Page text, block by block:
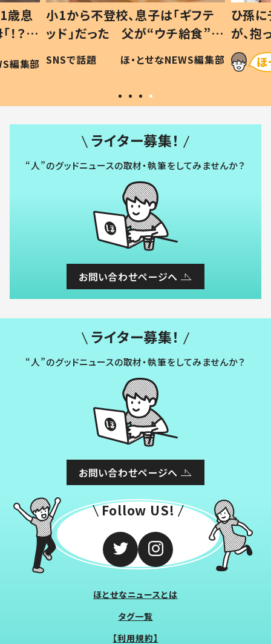
歳息
？」
編集部
小1から不登校、息子は「ギフテ
ッド」だった 父が“ウチ給食”を
作り続ける理由とは #令和の親
#令和の子
SNSで話題 ほ・とせなNEWS編集部
ひ孫
が、
「涙が
い」
ライター募集！
“人”のグッドニュースの取材・執筆をしてみませんか？
お問い合わせページへ
ライター募集！
“人”のグッドニュースの取材・執筆をしてみませんか？
お問い合わせページへ
Follow US!
ほとせなニュースとは
タグ一覧
【利用規約】